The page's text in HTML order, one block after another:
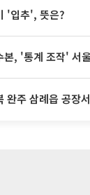
'입추', 뜻은?
, '통계 조작' 서울·경기·충
완주 삼례읍 공장